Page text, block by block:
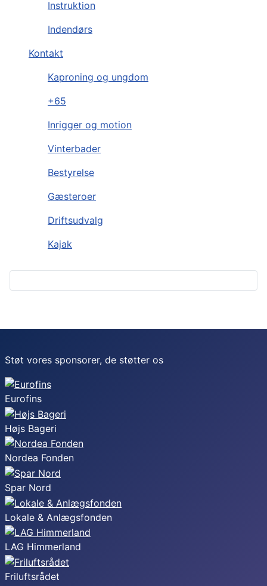
Instruktion
Indendørs
Kontakt
Kaproning og ungdom
+65
Inrigger og motion
Vinterbader
Bestyrelse
Gæsteroer
Driftsudvalg
Kajak
Støt vores sponsorer, de støtter os
Eurofins
Højs Bageri
Nordea Fonden
Spar Nord
Lokale & Anlægsfonden
LAG Himmerland
Friluftsrådet